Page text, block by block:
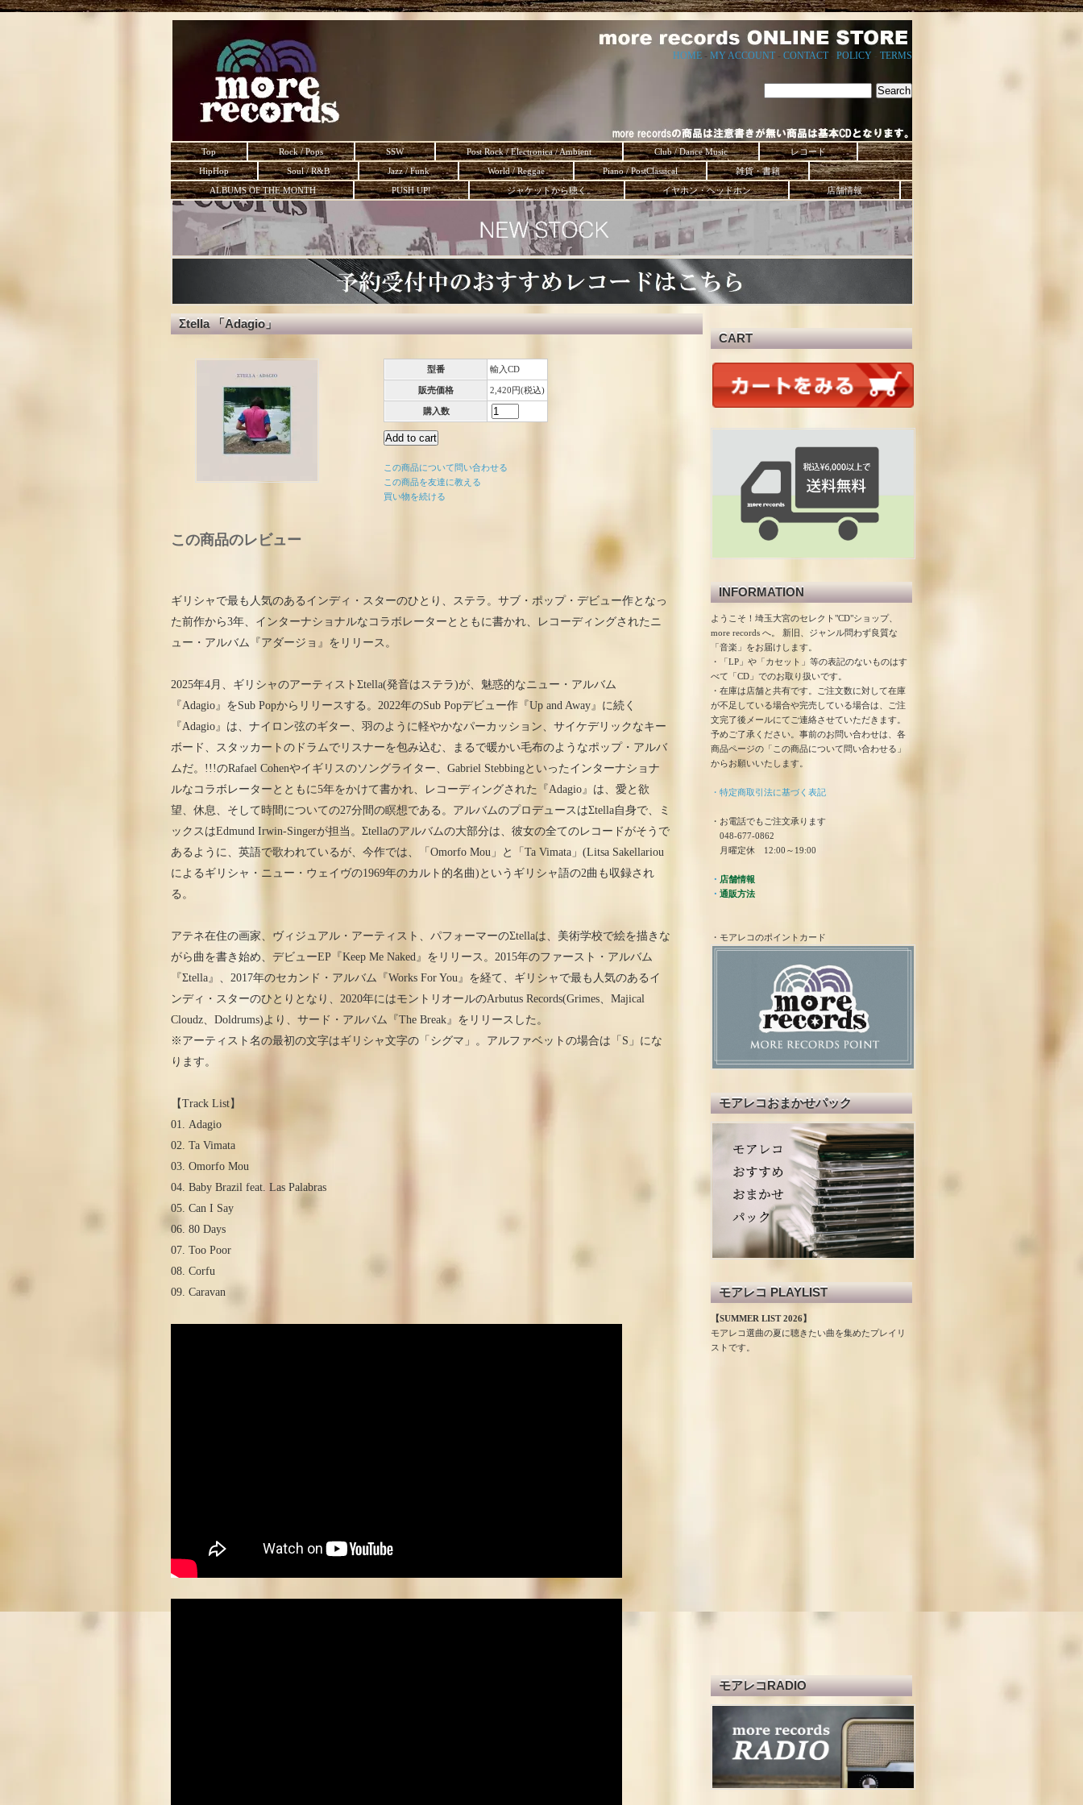
HOME - MY ACCOUNT - CONTACT- POLICY TERMS
Top Rock / Pops SSW Post Rock / Electronica / Ambient Club / Dance Music
レコード
HipHop
Soul / R&B Jazz / Funk World / Reggae Piano / PostClassical
雑貨・書籍
ALBUMS OF THE MONTH
PUSH UP! ジャケットから聴く。 イヤホン・ヘッドホン 店舗情報
Σtella 「Adagio」
型番 輸入CD
販売価格 2,420円(税込)
購入数
この商品について問い合わせる
この商品を友達に教える
買い物を続ける
この商品のレビュー
ギリシャで最も人気のあるインディ・スターのひとり、ステラ。サブ・ポップ・デビュー作となっ
た前作から3年、インターナショナルなコラボレーターとともに書かれ、レコーディングされたニ
ュー・アルバム『アダージョ』をリリース。
2025年4月、ギリシャのアーティストΣtella(発音はステラ)が、魅惑的なニュー・アルバム
『Adagio』をSub Popからリリースする。2022年のSub Popデビュー作『Up and Away』に続く
『Adagio』は、ナイロン弦のギター、羽のように軽やかなパーカッション、サイケデリックなキー
ボード、スタッカートのドラムでリスナーを包み込む、まるで暖かい毛布のようなポップ・アルバ
ムだ。!!!のRafael Cohenやイギリスのソングライター、Gabriel Stebbingといったインターナショナ
ルなコラボレーターとともに5年をかけて書かれ、レコーディングされた『Adagio』は、愛と欲
望、休息、そして時間についての27分間の瞑想である。アルバムのプロデュースはΣtella自身で、ミ
ックスはEdmund Irwin-Singerが担当。Σtellaのアルバムの大部分は、彼女の全てのレコードがそうで
あるように、英語で歌われているが、今作では、「Omorfo Mou」と「Ta Vimata」(Litsa Sakellariou
によるギリシャ・ニュー・ウェイヴの1969年のカルト的名曲)というギリシャ語の2曲も収録され
る。
アテネ在住の画家、ヴィジュアル・アーティスト、パフォーマーのΣtellaは、美術学校で絵を描きな
がら曲を書き始め、デビューEP『Keep Me Naked』をリリース。2015年のファースト・アルバム
『Σtella』、2017年のセカンド・アルバム『Works For You』を経て、ギリシャで最も人気のあるイ
ンディ・スターのひとりとなり、2020年にはモントリオールのArbutus Records(Grimes、Majical
Cloudz、Doldrums)より、サード・アルバム『The Break』をリリースした。
※アーティスト名の最初の文字はギリシャ文字の「シグマ」。アルファベットの場合は「S」にな
ります。
【Track List】
01. Adagio
02. Ta Vimata
03. Omorfo Mou
04. Baby Brazil feat. Las Palabras
05. Can I Say
06. 80 Days
07. Too Poor
08. Corfu
09. Caravan
CART
INFORMATION
ようこそ！埼玉大宮のセレクト"CD"ショップ、
more records へ。 新旧、ジャンル問わず良質な
「音楽」をお届けします。
・「LP」や「カセット」等の表記のないものはす
べて「CD」でのお取り扱いです。
・在庫は店舗と共有です。ご注文数に対して在庫
が不足している場合や完売している場合は、ご注
文完了後メールにてご連絡させていただきます。
予めご了承ください。事前のお問い合わせは、各
商品ページの「この商品について問い合わせる」
からお願いいたします。
・特定商取引法に基づく表記
・お電話でもご注文承ります
048-677-0862
月曜定休 12:00～19:00
・ 店舗情報
・ 通販方法
・モアレコのポイントカード
モアレコおまかせパック
モアレコ PLAYLIST
【SUMMER LIST 2026】
モアレコ選曲の夏に聴きたい曲を集めたプレイリ
ストです。
モアレコRADIO